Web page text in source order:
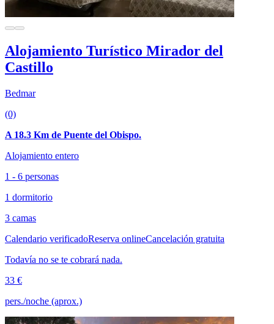
Alojamiento Turístico Mirador del
Castillo
Bedmar
(0)
A 18.3 Km de Puente del Obispo.
Alojamiento entero
1 - 6 personas
1 dormitorio
3 camas
Calendario verificadoReserva onlineCancelación gratuita
Todavía no se te cobrará nada.
33 €
pers./noche (aprox.)